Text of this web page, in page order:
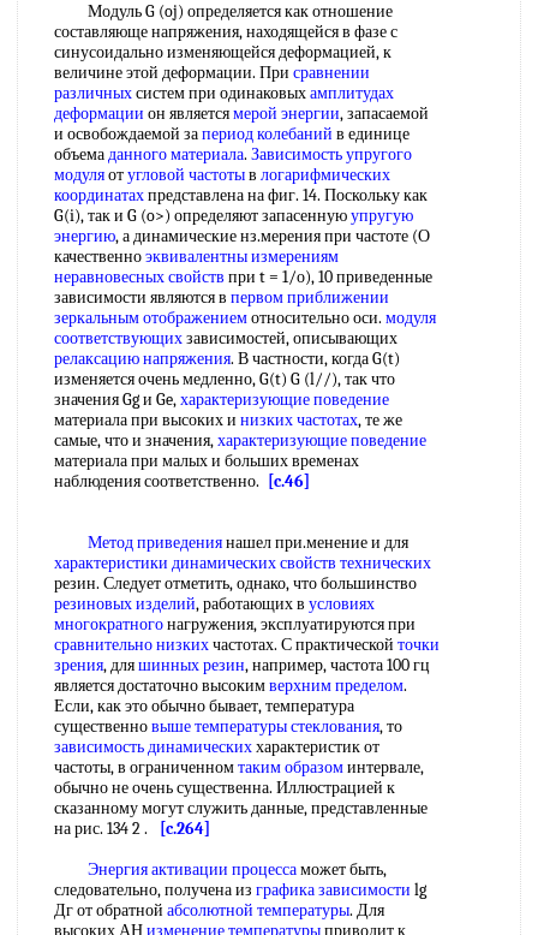
Модуль G (oj) определяется как отношение
составляюще напряжения, находящейся в фазе с
синусоидально изменяющейся деформацией, к
величине этой деформации. При сравнении
различныхсистем при одинаковыхамплитудах
деформации он являетсямерой энергии, запасаемой
и освобождаемой запериод колебаний в единице
объемаданного материала. Зависимость упругого
модуляотугловой частотыв логарифмических
координатахпредставлена на фиг. 14. Поскольку как
G(i), так и G (o>) определяют запасеннуюупругую
энергию, а динамические нз.мерения при частоте (О
качественноэквивалентны измерениям
неравновесных свойств при t = 1/о), 10 приведенные
зависимости являются в первом приближении
зеркальным отображениемотносительно оси. модуля
соответствующихзависимостей, описывающих
релаксацию напряжения. В частности, когда G(t)
изменяется очень медленно, G(t) G (l//), так что
значения Gg и Ge,характеризующие поведение
материала при высоких и низких частотах, те же
самые, что и значения,характеризующие поведение
материала при малых и больших временах
наблюдения соответственно.
[c.46]
Метод приведениянашел при.менение и для
характеристики динамическихсвойств технических
резин. Следует отметить, однако, что большинство
резиновых изделий, работающих в условиях
многократногонагружения, эксплуатируются при
сравнительно низкихчастотах. С практической точки
зрения, дляшинных резин, например, частота 100 гц
является достаточно высокимверхним пределом.
Если, как это обычно бывает, температура
существенновыше температуры стеклования, то
зависимость динамическиххарактеристик от
частоты, в ограниченномтаким образоминтервале,
обычно не очень существенна. Иллюстрацией к
сказанному могут служить данные, представленные
на рис. 134 2 .
[c.264]
Энергия активации процессаможет быть,
следовательно, получена из графика зависимости lg
Дг от обратной абсолютной температуры. Для
высоких АНизменение температурыприводит к